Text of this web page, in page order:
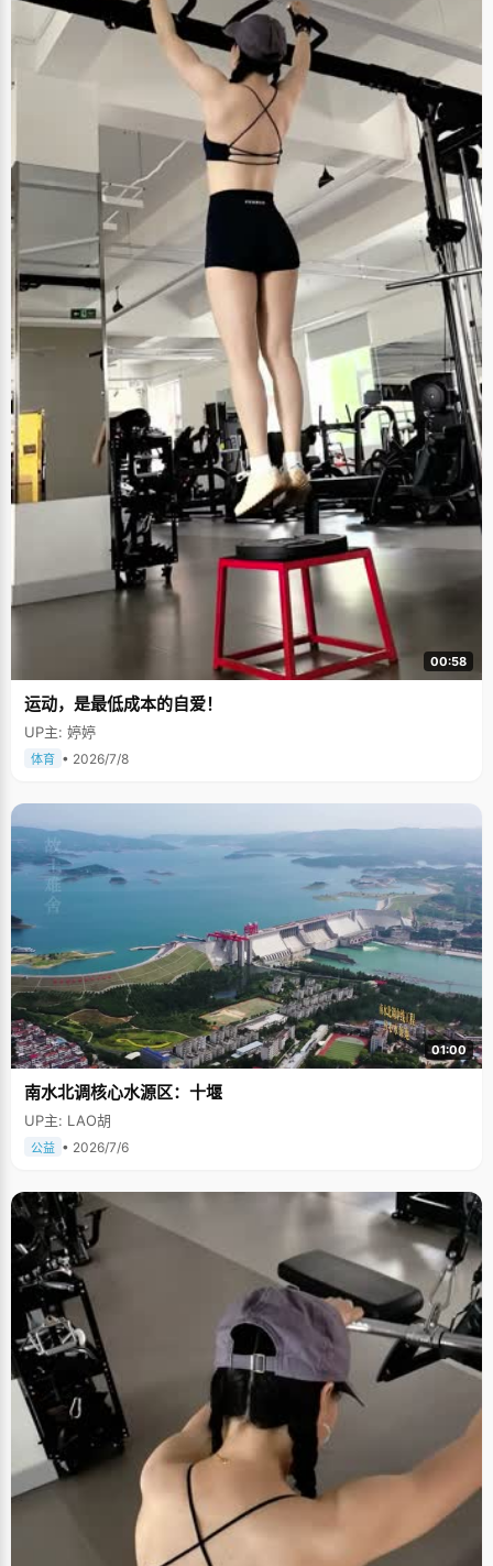
00:58
运动，是最低成本的自爱！
UP主: 婷婷
体育 • 2026/7/8
01:00
南水北调核心水源区：十堰
UP主: LAO胡
公益 • 2026/7/6